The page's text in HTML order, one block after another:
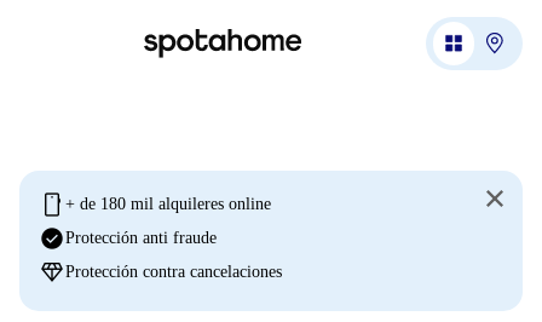
mobile + de 180 mil alquileres online
check_circleProtección anti fraude
diamondProtección contra cancelaciones